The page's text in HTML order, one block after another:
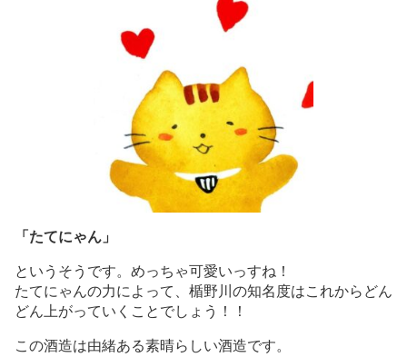
「たてにゃん」
というそうです。めっちゃ可愛いっすね！
たてにゃんの力によって、楯野川の知名度はこれからどん
どん上がっていくことでしょう！！
この酒造は由緒ある素晴らしい酒造です。